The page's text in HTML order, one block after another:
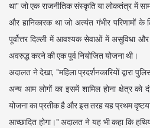
था" जो एक राजनीतिक संस्कृति या लोकतंत्र में
और हानिकारक था जो अत्यंत गंभीर परिणामों
पूर्वोत्तर दिल्ली में आवश्यक सेवाओं में असुविधा
अवरुद्ध करने की एक पूर्व नियोजित योजना थी।
अदालत ने देखा, "महिला प्रदर्शनकारियों द्वारा
अन्य आम लोगों का इसमें शामिल होना क्षेत्र को
योजना का प्रतीक है और इस तरह यह प्रथम
आच्छादित होगा।" अदालत ने यह भी कहा कि